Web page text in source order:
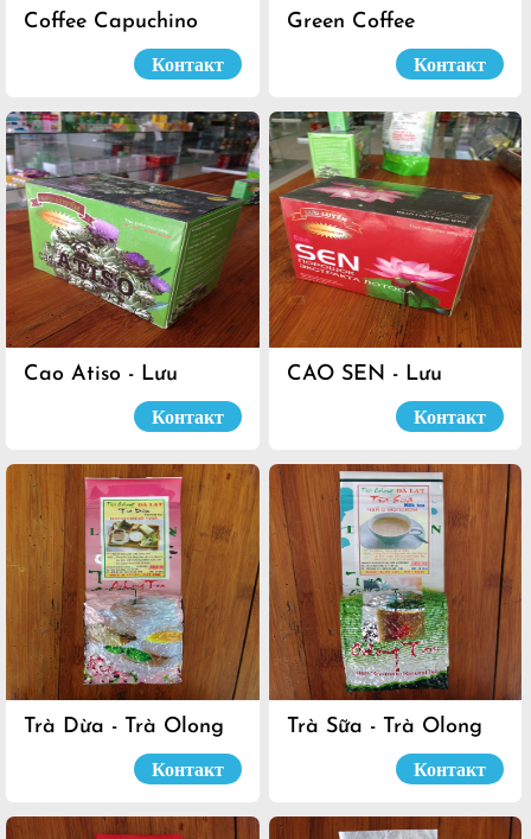
Coffee Capuchino
Контакт
Green Coffee
Контакт
Cao Atiso - Lưu
Контакт
CAO SEN - Lưu
Контакт
Trà Dừa - Trà Olong
Контакт
Trà Sữa - Trà Olong
Контакт